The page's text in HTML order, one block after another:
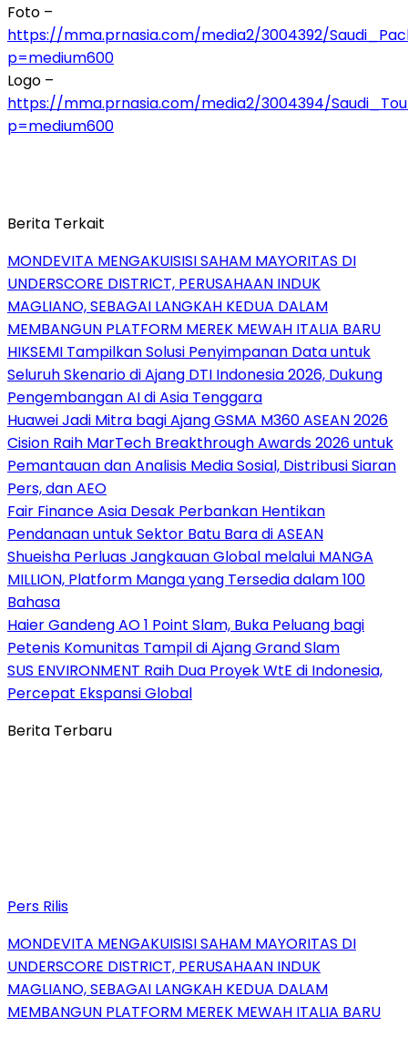
Foto –
https://mma.prnasia.com/media2/3004392/
p=medium600
Logo –
https://mma.prnasia.com/media2/3004394/
p=medium600
Berita Terkait
MONDEVITA MENGAKUISISI SAHAM MAYORITAS DI
UNDERSCORE DISTRICT, PERUSAHAAN INDUK
MAGLIANO, SEBAGAI LANGKAH KEDUA DALAM
MEMBANGUN PLATFORM MEREK MEWAH ITALIA BARU
HIKSEMI Tampilkan Solusi Penyimpanan Data untuk
Seluruh Skenario di Ajang DTI Indonesia 2026, Dukung
Pengembangan AI di Asia Tenggara
Huawei Jadi Mitra bagi Ajang GSMA M360 ASEAN 2026
Cision Raih MarTech Breakthrough Awards 2026 untuk
Pemantauan dan Analisis Media Sosial, Distribusi Siaran
Pers, dan AEO
Fair Finance Asia Desak Perbankan Hentikan
Pendanaan untuk Sektor Batu Bara di ASEAN
Shueisha Perluas Jangkauan Global melalui MANGA
MILLION, Platform Manga yang Tersedia dalam 100
Bahasa
Haier Gandeng AO 1 Point Slam, Buka Peluang bagi
Petenis Komunitas Tampil di Ajang Grand Slam
SUS ENVIRONMENT Raih Dua Proyek WtE di Indonesia,
Percepat Ekspansi Global
Berita Terbaru
Pers Rilis
MONDEVITA MENGAKUISISI SAHAM MAYORITAS DI
UNDERSCORE DISTRICT, PERUSAHAAN INDUK
MAGLIANO, SEBAGAI LANGKAH KEDUA DALAM
MEMBANGUN PLATFORM MEREK MEWAH ITALIA BARU